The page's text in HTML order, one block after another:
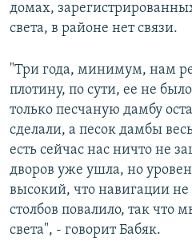
домах,
света, в районе нет связи.
"Три года, минимум, нам
плотину, по сути, ее не
только песчаную дамбу
сделали, а песок дамбы
есть сейчас нас ничто не
дворов уже ушла, но
высокий, что навигации не
столбов повалило, так что
света", - говорит Бабяк.